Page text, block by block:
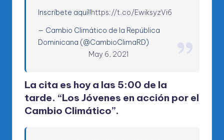
Inscríbete aquí!!https://t.co/EwiksyzVi6
— Cambio Climático de la República
Dominicana (@CambioClimaRD)
May 6, 2021
La cita es hoy a las 5:00 de la
tarde. “Los Jóvenes en acción por el
Cambio Climático”.